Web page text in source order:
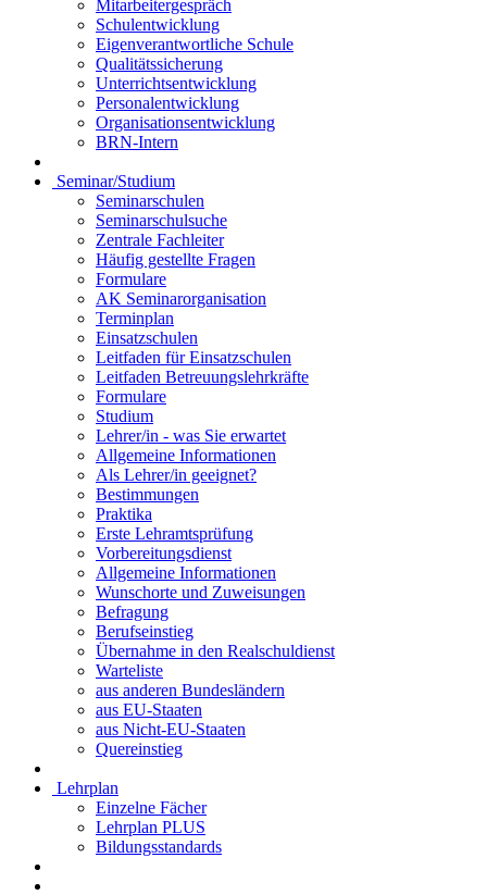
Mitarbeitergespräch
Schulentwicklung
Eigenverantwortliche Schule
Qualitätssicherung
Unterrichtsentwicklung
Personalentwicklung
Organisationsentwicklung
BRN-Intern
Seminar/Studium
Seminarschulen
Seminarschulsuche
Zentrale Fachleiter
Häufig gestellte Fragen
Formulare
AK Seminarorganisation
Terminplan
Einsatzschulen
Leitfaden für Einsatzschulen
Leitfaden Betreuungslehrkräfte
Formulare
Studium
Lehrer/in - was Sie erwartet
Allgemeine Informationen
Als Lehrer/in geeignet?
Bestimmungen
Praktika
Erste Lehramtsprüfung
Vorbereitungsdienst
Allgemeine Informationen
Wunschorte und Zuweisungen
Befragung
Berufseinstieg
Übernahme in den Realschuldienst
Warteliste
aus anderen Bundesländern
aus EU-Staaten
aus Nicht-EU-Staaten
Quereinstieg
Lehrplan
Einzelne Fächer
Lehrplan PLUS
Bildungsstandards